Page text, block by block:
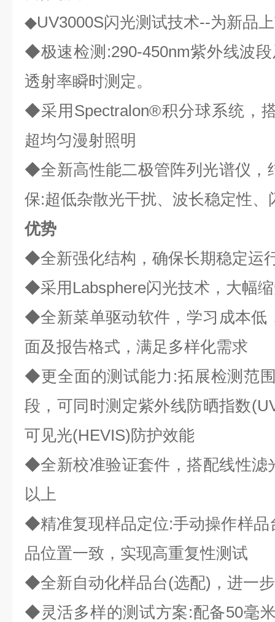
◆UV3000S闪光测试技术--为新品
◆极速检测:290-450nm紫外线波
透射率瞬时测定。
◆采用Spectralon®积分球系统，
超均匀漫射照明
◆全新高性能二极管阵列光谱仪，
保:超低杂散光干扰、波长稳定性、
优势
◆全新强化结构，确保长期稳定运
◆采用Labsphere闪光技术，大幅
◆全新菜单驱动软件，学习成本低
面及报告格式，满足多样化需求
◆更全面的测试能力:拓展检测范
段，可同时测定紫外线防晒指数
可见光(HEVIS)防护效能
◆全新校准验证套件，搭配线性滤
以上
◆精准复现样品定位:手动操作样品
品位置一致，实现高重复性测试
◆全新自动化样品台(选配)，进一
◆灵活多样的测试方案:配备50毫